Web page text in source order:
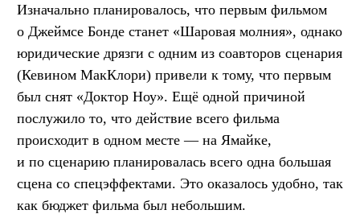
Изначально планировалось, что первым фильмом
о Джеймсе Бонде станет «Шаровая молния», однако
юридические дрязги с одним из соавторов сценария
(Кевином МакКлори) привели к тому, что первым
был снят «Доктор Ноу». Ещё одной причиной
послужило то, что действие всего фильма
происходит в одном месте — на Ямайке,
и по сценарию планировалась всего одна большая
сцена со спецэффектами. Это оказалось удобно, так
как бюджет фильма был небольшим.